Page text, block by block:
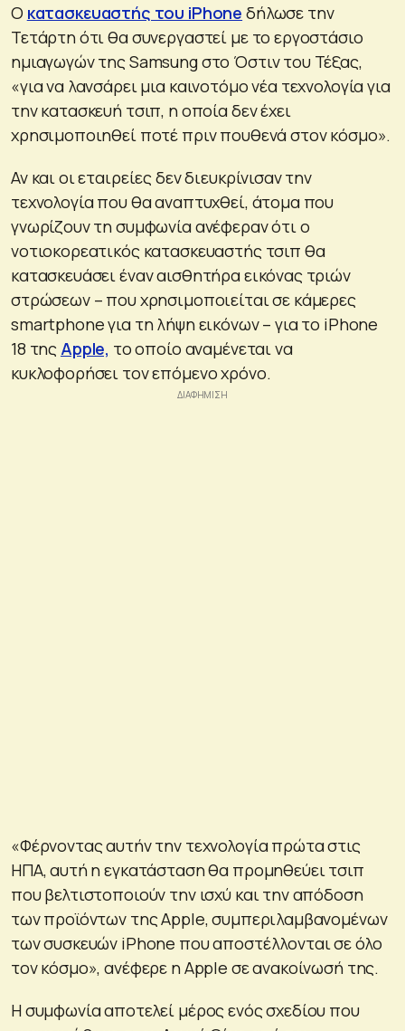
Ο κατασκευαστής του iPhone δήλωσε την
Τετάρτη ότι θα συνεργαστεί με το εργοστάσιο
ημιαγωγών της Samsung στο Όστιν του Τέξας,
«για να λανσάρει μια καινοτόμο νέα τεχνολογία για
την κατασκευή τσιπ, η οποία δεν έχει
χρησιμοποιηθεί ποτέ πριν πουθενά στον κόσμο».
Αν και οι εταιρείες δεν διευκρίνισαν την
τεχνολογία που θα αναπτυχθεί, άτομα που
γνωρίζουν τη συμφωνία ανέφεραν ότι ο
νοτιοκορεατικός κατασκευαστής τσιπ θα
κατασκευάσει έναν αισθητήρα εικόνας τριών
στρώσεων – που χρησιμοποιείται σε κάμερες
smartphone για τη λήψη εικόνων – για το iPhone
18 της Apple, το οποίο αναμένεται να
κυκλοφορήσει τον επόμενο χρόνο.
«Φέρνοντας αυτήν την τεχνολογία πρώτα στις
ΗΠΑ, αυτή η εγκατάσταση θα προμηθεύει τσιπ
που βελτιστοποιούν την ισχύ και την απόδοση
των προϊόντων της Apple, συμπεριλαμβανομένων
των συσκευών iPhone που αποστέλλονται σε όλο
τον κόσμο», ανέφερε η Apple σε ανακοίνωσή της.
Η συμφωνία αποτελεί μέρος ενός σχεδίου που